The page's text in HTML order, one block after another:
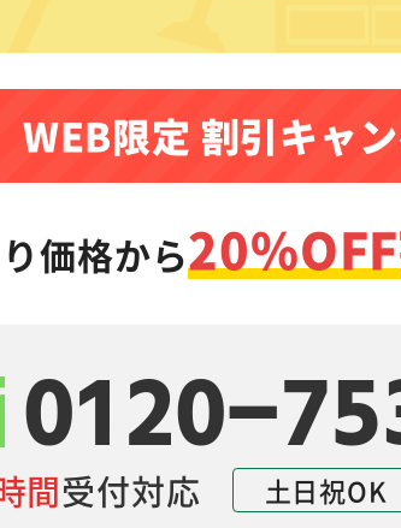
WEB限定 割引キャ
価格から
0120-
間受付対応 土日祝OK